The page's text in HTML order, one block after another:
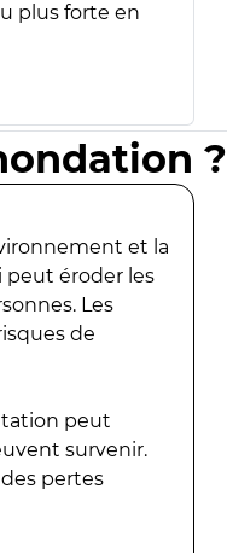
plus forte en
?
et la
peut éroder les
Les
de
peut
survenir.
pertes